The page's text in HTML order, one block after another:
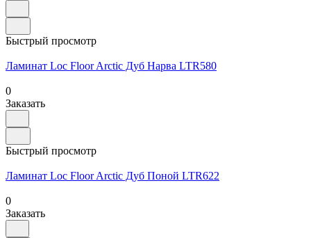
Быстрый просмотр
Ламинат Loc Floor Arctic Дуб Нарва LTR580
0
Заказать
Быстрый просмотр
Ламинат Loc Floor Arctic Дуб Поной LTR622
0
Заказать